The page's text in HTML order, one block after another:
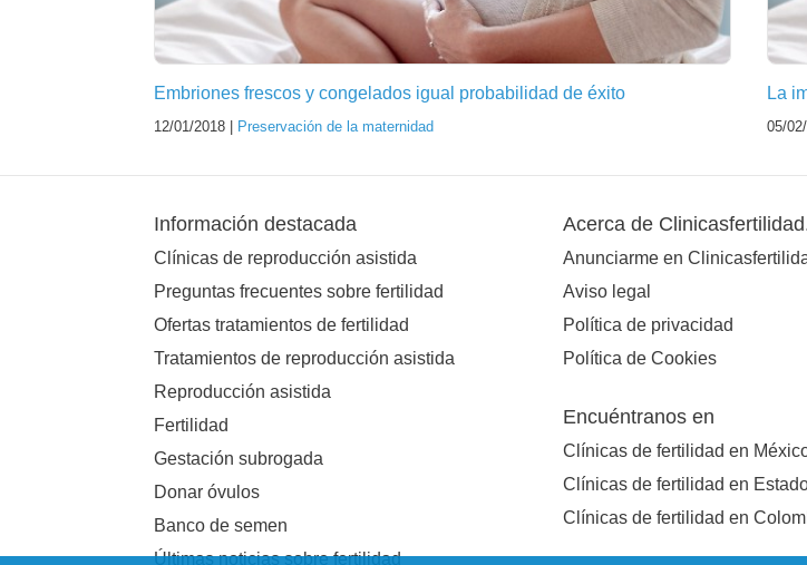
Embriones frescos y congelados igual probabilidad de éxito
12/01/2018 | Preservación de la maternidad
La
05/
Información destacada
Clínicas de reproducción asistida
Preguntas frecuentes sobre fertilidad
Ofertas tratamientos de fertilidad
Tratamientos de reproducción asistida
Reproducción asistida
Fertilidad
Gestación subrogada
Donar óvulos
Banco de semen
Últimas noticias sobre fertilidad
Acerca de
Anunciarme en
Aviso legal
Política de privacidad
Política de Cookies
Encuéntranos en
Clínicas de fertilidad en
Clínicas de fertilidad en
Clínicas de fertilidad en